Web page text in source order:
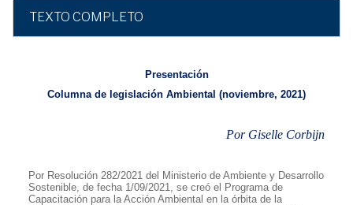
TEXTO COMPLETO
Presentación
Columna de legislación Ambiental (noviembre, 2021)
Por Giselle Corbijn
Por Resolución 282/2021 del Ministerio de Ambiente y Desarrollo
Sostenible, de fecha 1/09/2021, se creó el Programa de
Capacitación para la Acción Ambiental en la órbita de la